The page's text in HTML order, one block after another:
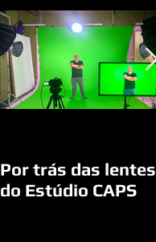
Por trás das lentes
do Estúdio CAPS